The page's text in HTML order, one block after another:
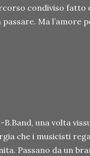
condiviso fatto
Ma l’amore
una volta
che i musicisti
Passano da un